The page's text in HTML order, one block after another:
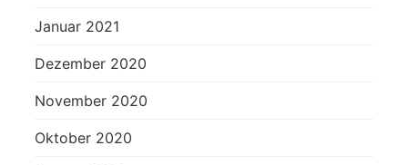
Januar 2021
Dezember 2020
November 2020
Oktober 2020